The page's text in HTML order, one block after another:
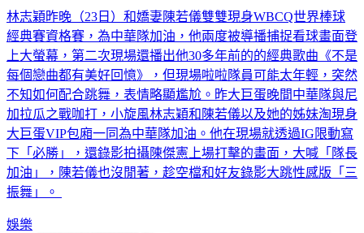
林志穎昨晚（23日）和嬌妻陳若儀雙雙現身WBCQ世界棒球
經典賽資格賽，為中華隊加油，他兩度被導播捕捉看球畫面登
上大螢幕，第二次現場還播出他30多年前的的經典歌曲《不是
每個戀曲都有美好回憶》，但現場啦啦隊員可能太年輕，突然
不知如何配合跳舞，表情略顯尷尬。昨大巨蛋晚間中華隊與尼
加拉瓜之戰咖打，小旋風林志穎和陳若儀以及她的姊妹淘現身
大巨蛋VIP包廂一同為中華隊加油。他在現場就透過IG限動寫
下「必勝」，還錄影拍攝陳傑憲上場打擊的畫面，大喊「隊長
加油」，陳若儀也沒閒著，趁空檔和好友錄影大跳性感版「三
振舞」。
娛樂